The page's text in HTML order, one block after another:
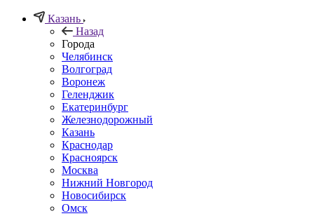
Казань
Назад
Города
Челябинск
Волгоград
Воронеж
Геленджик
Екатеринбург
Железнодорожный
Казань
Краснодар
Красноярск
Москва
Нижний Новгород
Новосибирск
Омск